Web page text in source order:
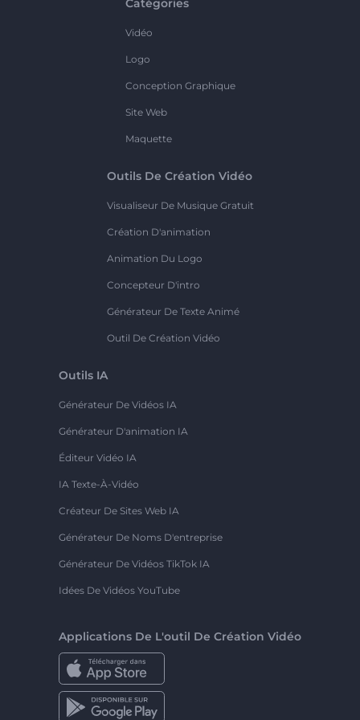
Catégories
Vidéo
Logo
Conception Graphique
Site Web
Maquette
Outils De Création Vidéo
Visualiseur De Musique Gratuit
Création D'animation
Animation Du Logo
Concepteur D'intro
Générateur De Texte Animé
Outil De Création Vidéo
Outils IA
Générateur De Vidéos IA
Générateur D'animation IA
Éditeur Vidéo IA
IA Texte-À-Vidéo
Créateur De Sites Web IA
Générateur De Noms D'entreprise
Générateur De Vidéos TikTok IA
Idées De Vidéos YouTube
Applications De L'outil De Création Vidéo